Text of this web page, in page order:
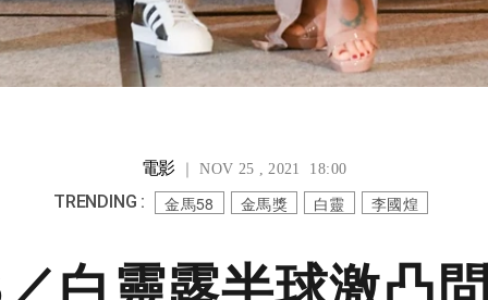
電影｜ NOV 25 , 2021 18:00
TRENDING : 金馬58 金馬獎 白靈 李國煌